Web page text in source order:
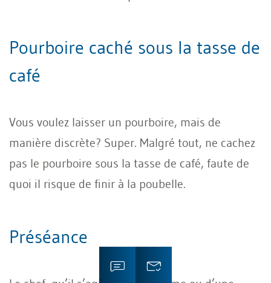
Pourboire caché sous la tasse de
café
Vous voulez laisser un pourboire, mais de
manière discrète? Super. Malgré tout, ne cachez
pas le pourboire sous la tasse de café, faute de
quoi il risque de finir à la poubelle.
Préséance